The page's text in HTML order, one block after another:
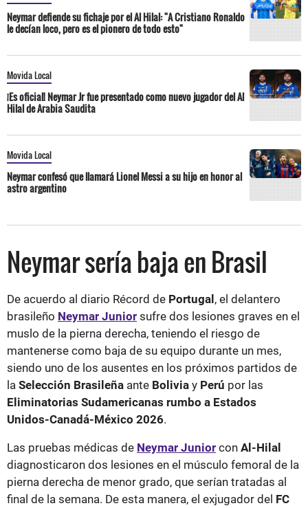
Neymar defiende su fichaje por el Al Hilal: "A Cristiano Ronaldo
le decían loco, pero es el pionero de todo esto"
Movida Local
¡Es oficial! Neymar Jr fue presentado como nuevo jugador del Al
Hilal de Arabia Saudita
Movida Local
Neymar confesó que llamará Lionel Messi a su hijo en honor al
astro argentino
Neymar sería baja en Brasil
De acuerdo al diario Récord de Portugal, el delantero
brasileño Neymar Junior sufre dos lesiones graves en el
muslo de la pierna derecha, teniendo el riesgo de
mantenerse como baja de su equipo durante un mes,
siendo uno de los ausentes en los próximos partidos de
la Selección Brasileña ante Bolivia y Perú por las
Eliminatorias Sudamericanas rumbo a Estados
Unidos-Canadá-México 2026.
Las pruebas médicas de Neymar Junior con Al-Hilal
diagnosticaron dos lesiones en el músculo femoral de la
pierna derecha de menor grado, que serían tratadas al
final de la semana. De esta manera, el exjugador del FC